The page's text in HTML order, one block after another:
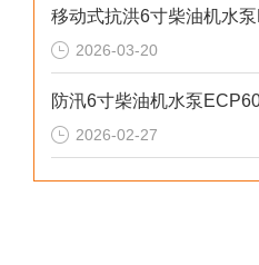
2026-03-20
2026-02-27